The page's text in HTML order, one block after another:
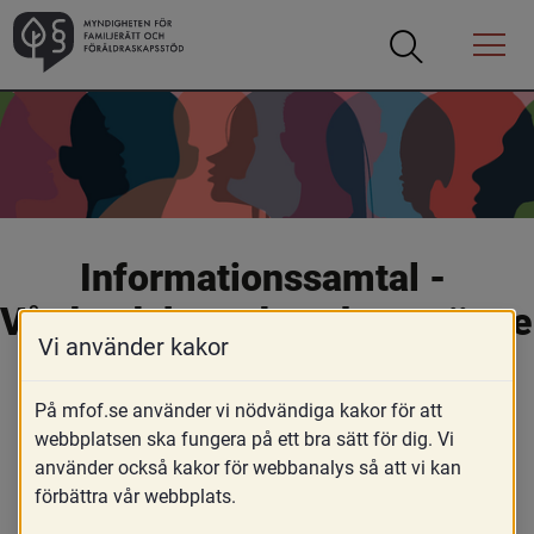
Öppna
Öppna
Menyn
Informationssamtal -
Vårdnad, boende och umgänge
för barnets bästa
För att stärka barnrättsperspektivet i
vårdnadsprocessen finns det sedan den
Vi använder kakor
På mfof.se använder vi nödvändiga kakor för att
webbplatsen ska fungera på ett bra sätt för dig. Vi
använder också kakor för webbanalys så att vi kan
förbättra vår webbplats.